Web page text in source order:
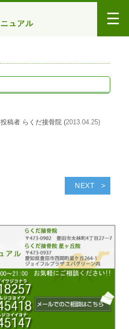
投稿者 らくだ接骨院 (2013.04.25)
NEXT